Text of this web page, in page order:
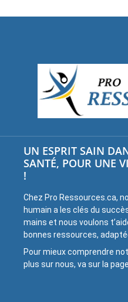
UN ESPRIT SAIN
SANTÉ, POUR UNE
!
Chez Pro Ressources.ca,
humain a les clés du
mains et nous voulons
bonnes ressources,
Pour mieux comprendre
plus sur nous, va sur la page